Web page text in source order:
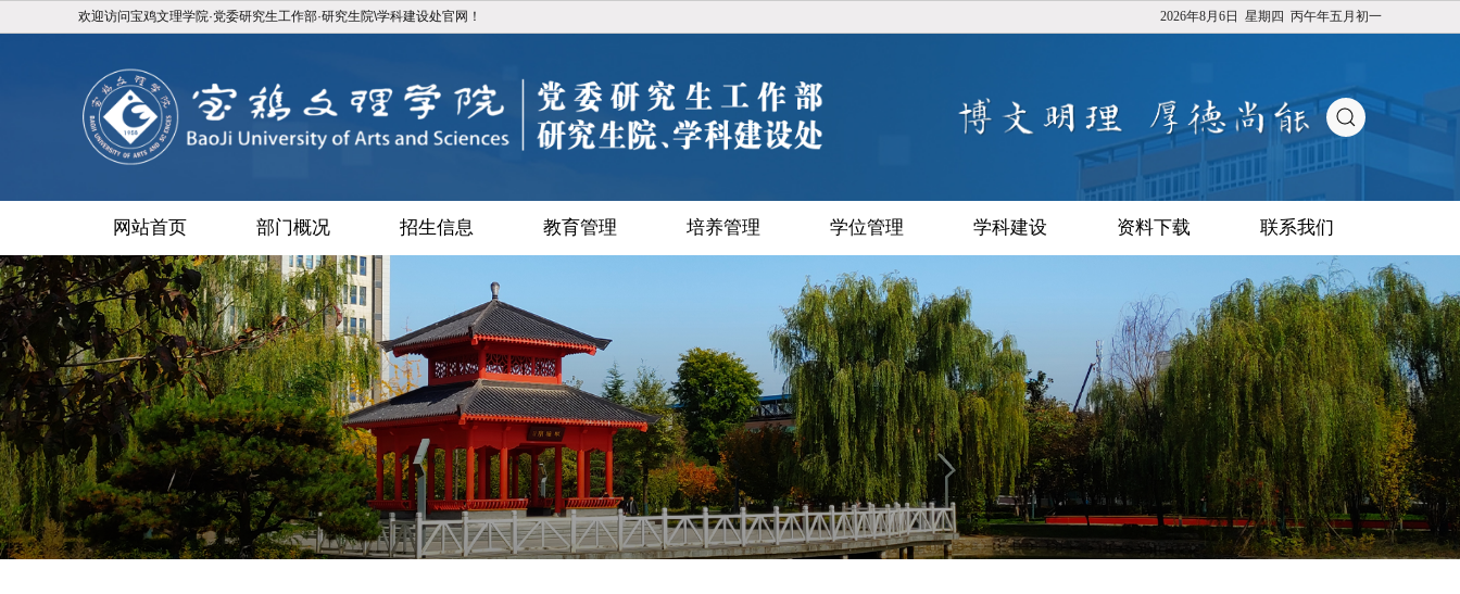
欢迎访问宝鸡文理学院·党委研究生工作部·研究生院\学科建设处官网！ 2026年8月6日 星期四 丙午年五月初一
网站首页 部门概况 招生信息 教育管理 培养管理 学位管理 学科建设 资料下载 联系我们